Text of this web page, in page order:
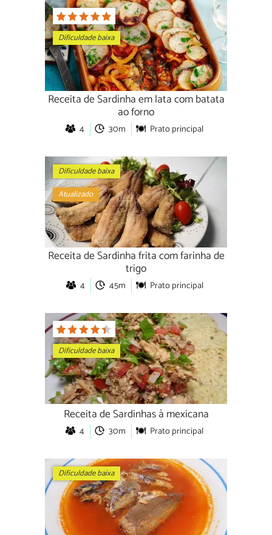
Dificuldade baixa
Receita de Sardinha em lata com batata
ao forno
4 30m Prato principal
Dificuldade baixa
Atualizado
Receita de Sardinha frita com farinha de
trigo
4 45m Prato principal
Dificuldade baixa
Receita de Sardinhas à mexicana
4 30m Prato principal
Dificuldade baixa